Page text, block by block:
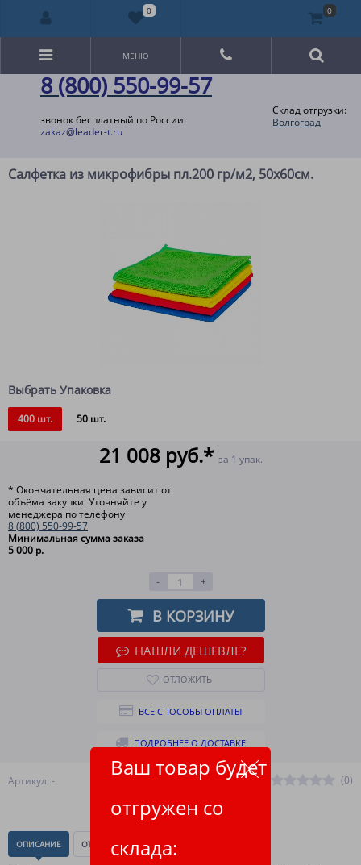
8 (800) 550-99-57
звонок бесплатный по России
zakaz@leader-t.ru
Склад отгрузки:
Волгоград
Ваш товар будет
отгружен со
склада:
МЕНЮ
Салфетка из микрофибры пл.200 гр/м2, 50х60см.
Артикул: - (0)
Выбрать Упаковка
400 шт. 50 шт.
21 008 руб.* за 1 упак.
* Окончательная цена зависит от
объёма закупки. Уточняйте у
менеджера по телефону
8 (800) 550-99-57
Минимальная сумма заказа
5 000 р.
- +
В КОРЗИНУ
НАШЛИ ДЕШЕВЛЕ?
ОТЛОЖИТЬ
ВСЕ СПОСОБЫ ОПЛАТЫ
ПОДРОБНЕЕ О ДОСТАВКЕ
ОПИСАНИЕ ОТЗЫВЫ(0)
0 0